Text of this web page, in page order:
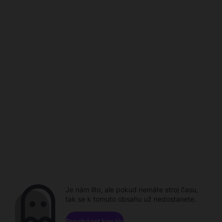
Je nám líto, ale pokud nemáte stroj času,
tak se k tomuto obsahu už nedostanete.